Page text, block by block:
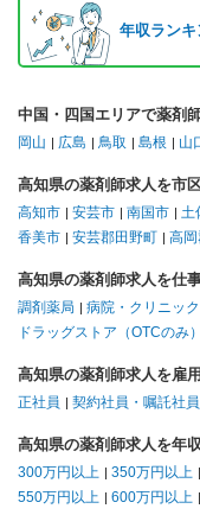
年収ラン
中国・四国エリアで薬剤
岡山 広島 鳥取 島根 山
高知県の薬剤師求人を市
高知市 安芸市 南国市 土
香美市
安芸郡田野町 高
高知県の薬剤師求人を仕
調剤薬局 病院・クリニック
ドラッグストア（OTCのみ）
高知県の薬剤師求人を雇
正社員 契約社員・嘱託社員
高知県の薬剤師求人を年
300万円以上 350万円以上
550万円以上
600万円以上